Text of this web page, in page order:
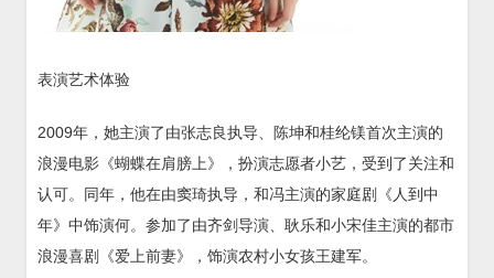
表演艺术体验
2009年，她主演了由张志良执导、陈坤和桂纶镁首次主演的
浪漫电影《蝴蝶在肩膀上》，扮演志愿者小艺，受到了关注和
认可。同年，他在由窦琦执导，和冯主演的家庭剧《人到中
年》中饰演何。参加了由齐剑导演、耿乐和小宋佳主演的都市
浪漫喜剧《爱上前妻》，饰演农村小女孩王建军。